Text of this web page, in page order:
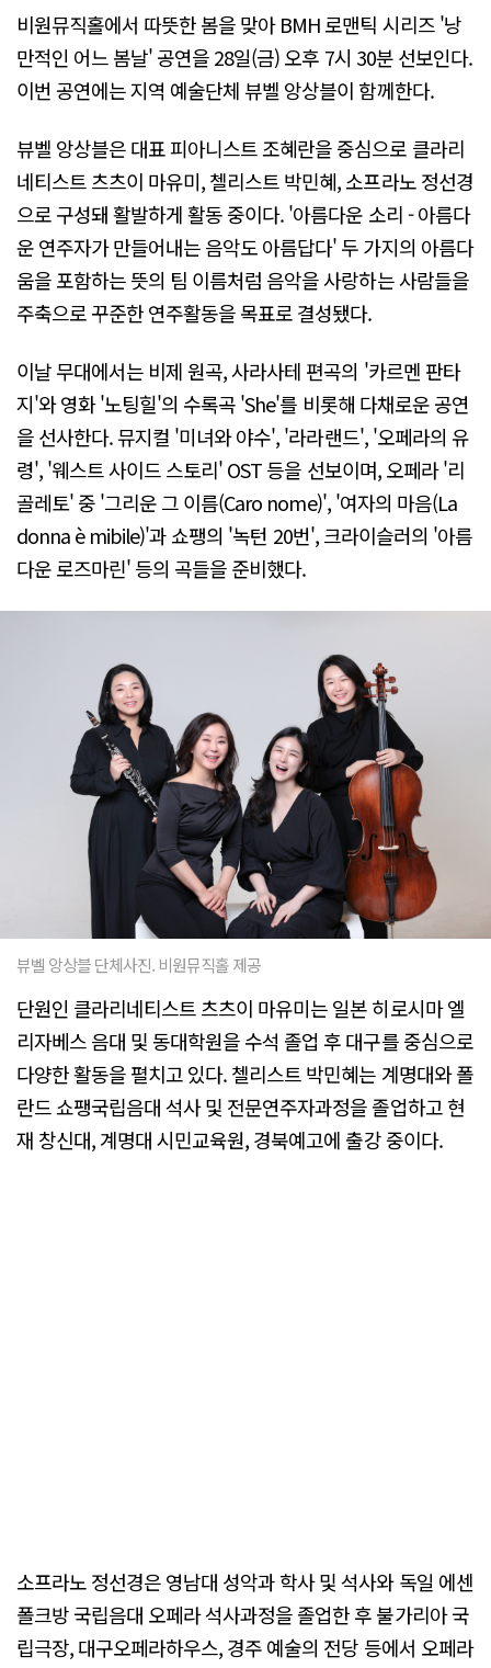
비원뮤직홀에서 따뜻한 봄을 맞아 BMH 로맨틱 시리즈 '낭
만적인 어느 봄날' 공연을 28일(금) 오후 7시 30분 선보인다.
이번 공연에는 지역 예술단체 뷰벨 앙상블이 함께한다.
뷰벨 앙상블은 대표 피아니스트 조혜란을 중심으로 클라리
네티스트 츠츠이 마유미, 첼리스트 박민혜, 소프라노 정선경
으로 구성돼 활발하게 활동 중이다. '아름다운 소리 - 아름다
운 연주자가 만들어내는 음악도 아름답다' 두 가지의 아름다
움을 포함하는 뜻의 팀 이름처럼 음악을 사랑하는 사람들을
주축으로 꾸준한 연주활동을 목표로 결성됐다.
이날 무대에서는 비제 원곡, 사라사테 편곡의 '카르멘 판타
지'와 영화 '노팅힐'의 수록곡 'She'를 비롯해 다채로운 공연
을 선사한다. 뮤지컬 '미녀와 야수', '라라랜드', '오페라의 유
령', '웨스트 사이드 스토리' OST 등을 선보이며, 오페라 '리
골레토' 중 '그리운 그 이름(Caro nome)', '여자의 마음(La
donna è mibile)'과 쇼팽의 '녹턴 20번', 크라이슬러의 '아름
다운 로즈마린' 등의 곡들을 준비했다.
뷰벨 앙상블 단체사진. 비원뮤직홀 제공
단원인 클라리네티스트 츠츠이 마유미는 일본 히로시마 엘
리자베스 음대 및 동대학원을 수석 졸업 후 대구를 중심으로
다양한 활동을 펼치고 있다. 첼리스트 박민혜는 계명대와 폴
란드 쇼팽국립음대 석사 및 전문연주자과정을 졸업하고 현
재 창신대, 계명대 시민교육원, 경북예고에 출강 중이다.
소프라노 정선경은 영남대 성악과 학사 및 석사와 독일 에센
폴크방 국립음대 오페라 석사과정을 졸업한 후 불가리아 국
립극장, 대구오페라하우스, 경주 예술의 전당 등에서 오페라